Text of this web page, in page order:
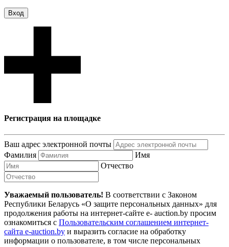
Вход
Регистрация на площадке
Ваш адрес электронной почты
Фамилия
Имя
Отчество
Уважаемый пользователь! В соответствии с Законом
Республики Беларусь «О защите персональных данных» для
продолжения работы на интернет-сайте e- auction.by просим
ознакомиться с Пользовательским соглашением интернет-
сайта e-auction.by и выразить согласие на обработку
информации о пользователе, в том числе персональных